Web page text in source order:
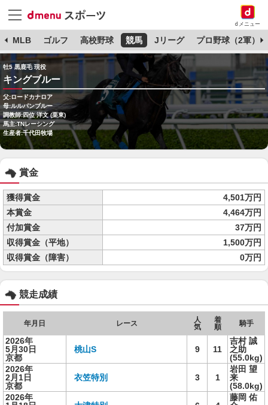
dメニュー
MLB ゴルフ 高校野球 競馬 Jリーグ プロ野球（2軍）
牡5 黒鹿毛 現役
キングブルー
父:ロードカナロア
母:ルルパンブルー
調教師:四位 洋文 (栗東)
馬主:TNレーシング
生産者:千代田牧場
賞金
獲得賞金
4,501万円
本賞金
4,464万円
付加賞金
37万円
収得賞金（平地）
1,500万円
収得賞金（障害）
0万円
競走成績
年月日 レース
人
気
着
順
騎手
2026年
5月30日
京都
桃山S 9 11
吉村 誠
之助
(55.0kg)
2026年
2月1日
京都
衣笠特別 3 1
岩田 望
来
(58.0kg)
2026年
藤岡 佑